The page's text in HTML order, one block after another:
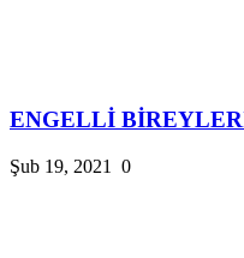
ENGELLİ
Şub 19, 2021 0